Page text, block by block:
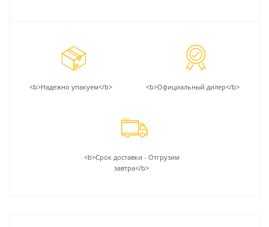
<b>Надежно упакуем</b> <b>Официальный дилер</b>
<b>Срок доставки - Отгрузим
завтра</b>